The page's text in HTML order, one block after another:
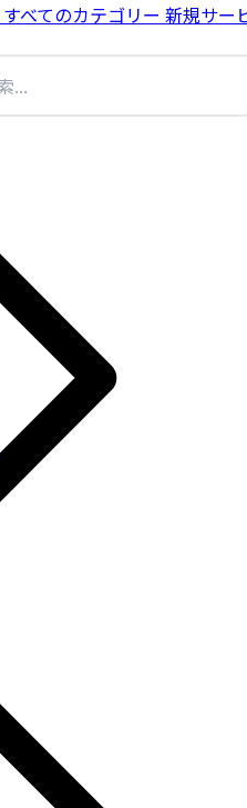
すべてのカテゴリー 新規サー